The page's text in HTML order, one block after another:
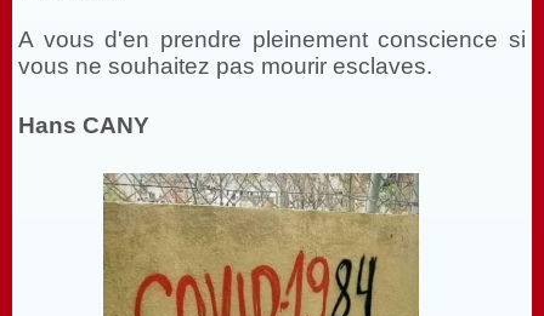
A vous d'en prendre pleinement conscience si
vous ne souhaitez pas mourir esclaves.
Hans CANY